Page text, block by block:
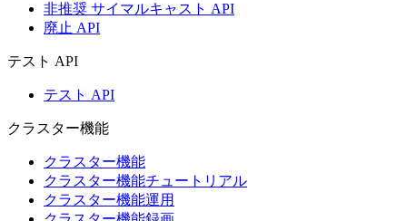
非推奨 サイマルキャスト API
廃止 API
テスト API
テスト API
クラスター機能
クラスター機能
クラスター機能チュートリアル
クラスター機能運用